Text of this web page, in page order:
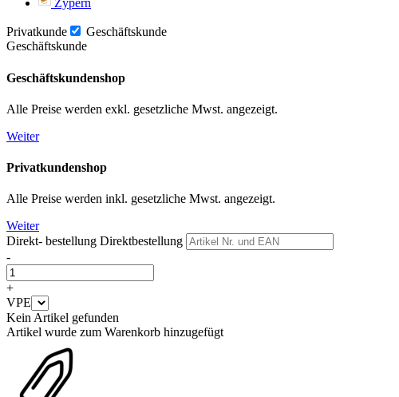
Zypern
Privatkunde
Geschäftskunde
Geschäftskunde
Geschäftskundenshop
Alle Preise werden exkl. gesetzliche Mwst. angezeigt.
Weiter
Privatkundenshop
Alle Preise werden inkl. gesetzliche Mwst. angezeigt.
Weiter
Direkt- bestellung Direktbestellung
-
+
VPE
Kein Artikel gefunden
Artikel wurde zum Warenkorb hinzugefügt